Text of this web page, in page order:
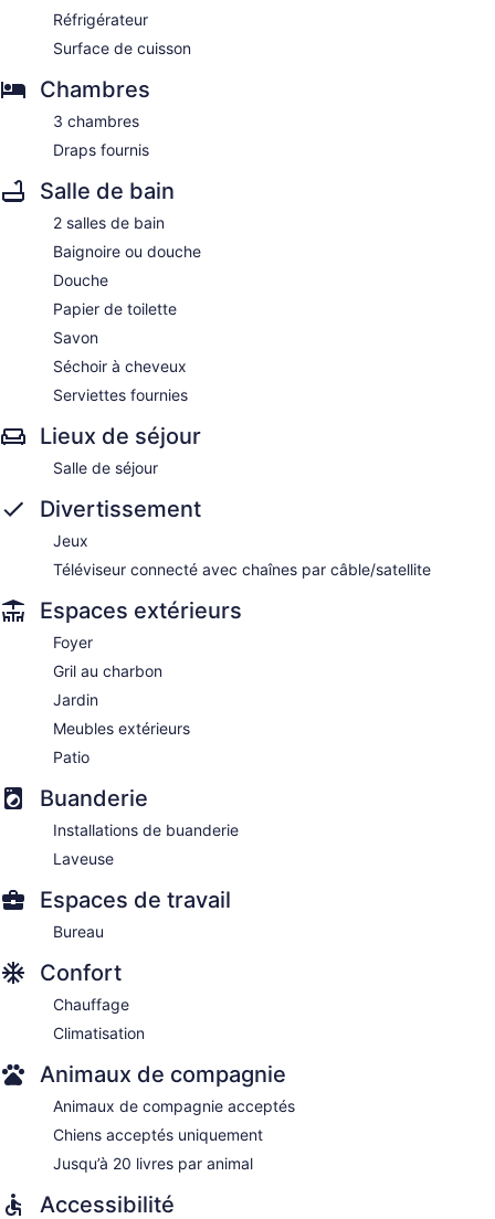
Réfrigérateur
Surface de cuisson
Chambres
3 chambres
Draps fournis
Salle de bain
2 salles de bain
Baignoire ou douche
Douche
Papier de toilette
Savon
Séchoir à cheveux
Serviettes fournies
Lieux de séjour
Salle de séjour
Divertissement
Jeux
Téléviseur connecté avec chaînes par câble/satellite
Espaces extérieurs
Foyer
Gril au charbon
Jardin
Meubles extérieurs
Patio
Buanderie
Installations de buanderie
Laveuse
Espaces de travail
Bureau
Confort
Chauffage
Climatisation
Animaux de compagnie
Animaux de compagnie acceptés
Chiens acceptés uniquement
Jusqu’à 20 livres par animal
Accessibilité